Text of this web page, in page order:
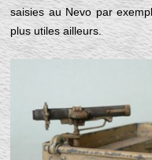
saisies au Nevo par
plus utiles ailleurs.